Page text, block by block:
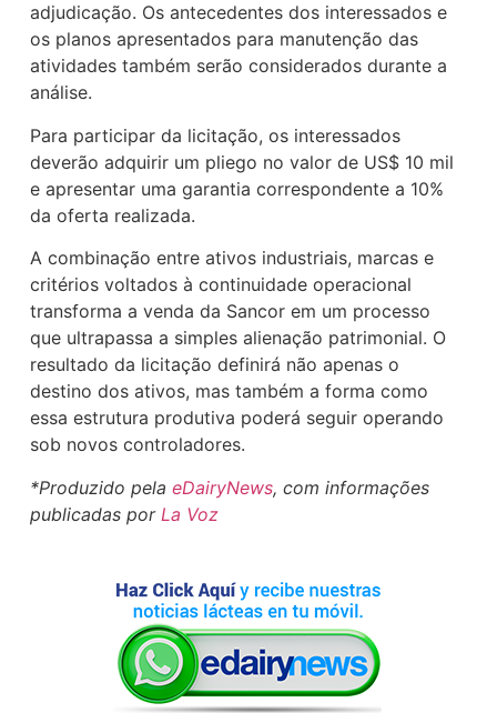
adjudicação. Os antecedentes dos interessados e
os planos apresentados para manutenção das
atividades também serão considerados durante a
análise.
Para participar da licitação, os interessados
deverão adquirir um pliego no valor de US$ 10 mil
e apresentar uma garantia correspondente a 10%
da oferta realizada.
A combinação entre ativos industriais, marcas e
critérios voltados à continuidade operacional
transforma a venda da Sancor em um processo
que ultrapassa a simples alienação patrimonial. O
resultado da licitação definirá não apenas o
destino dos ativos, mas também a forma como
essa estrutura produtiva poderá seguir operando
sob novos controladores.
*Produzido pelaeDairyNews, com informações
publicadas por La Voz